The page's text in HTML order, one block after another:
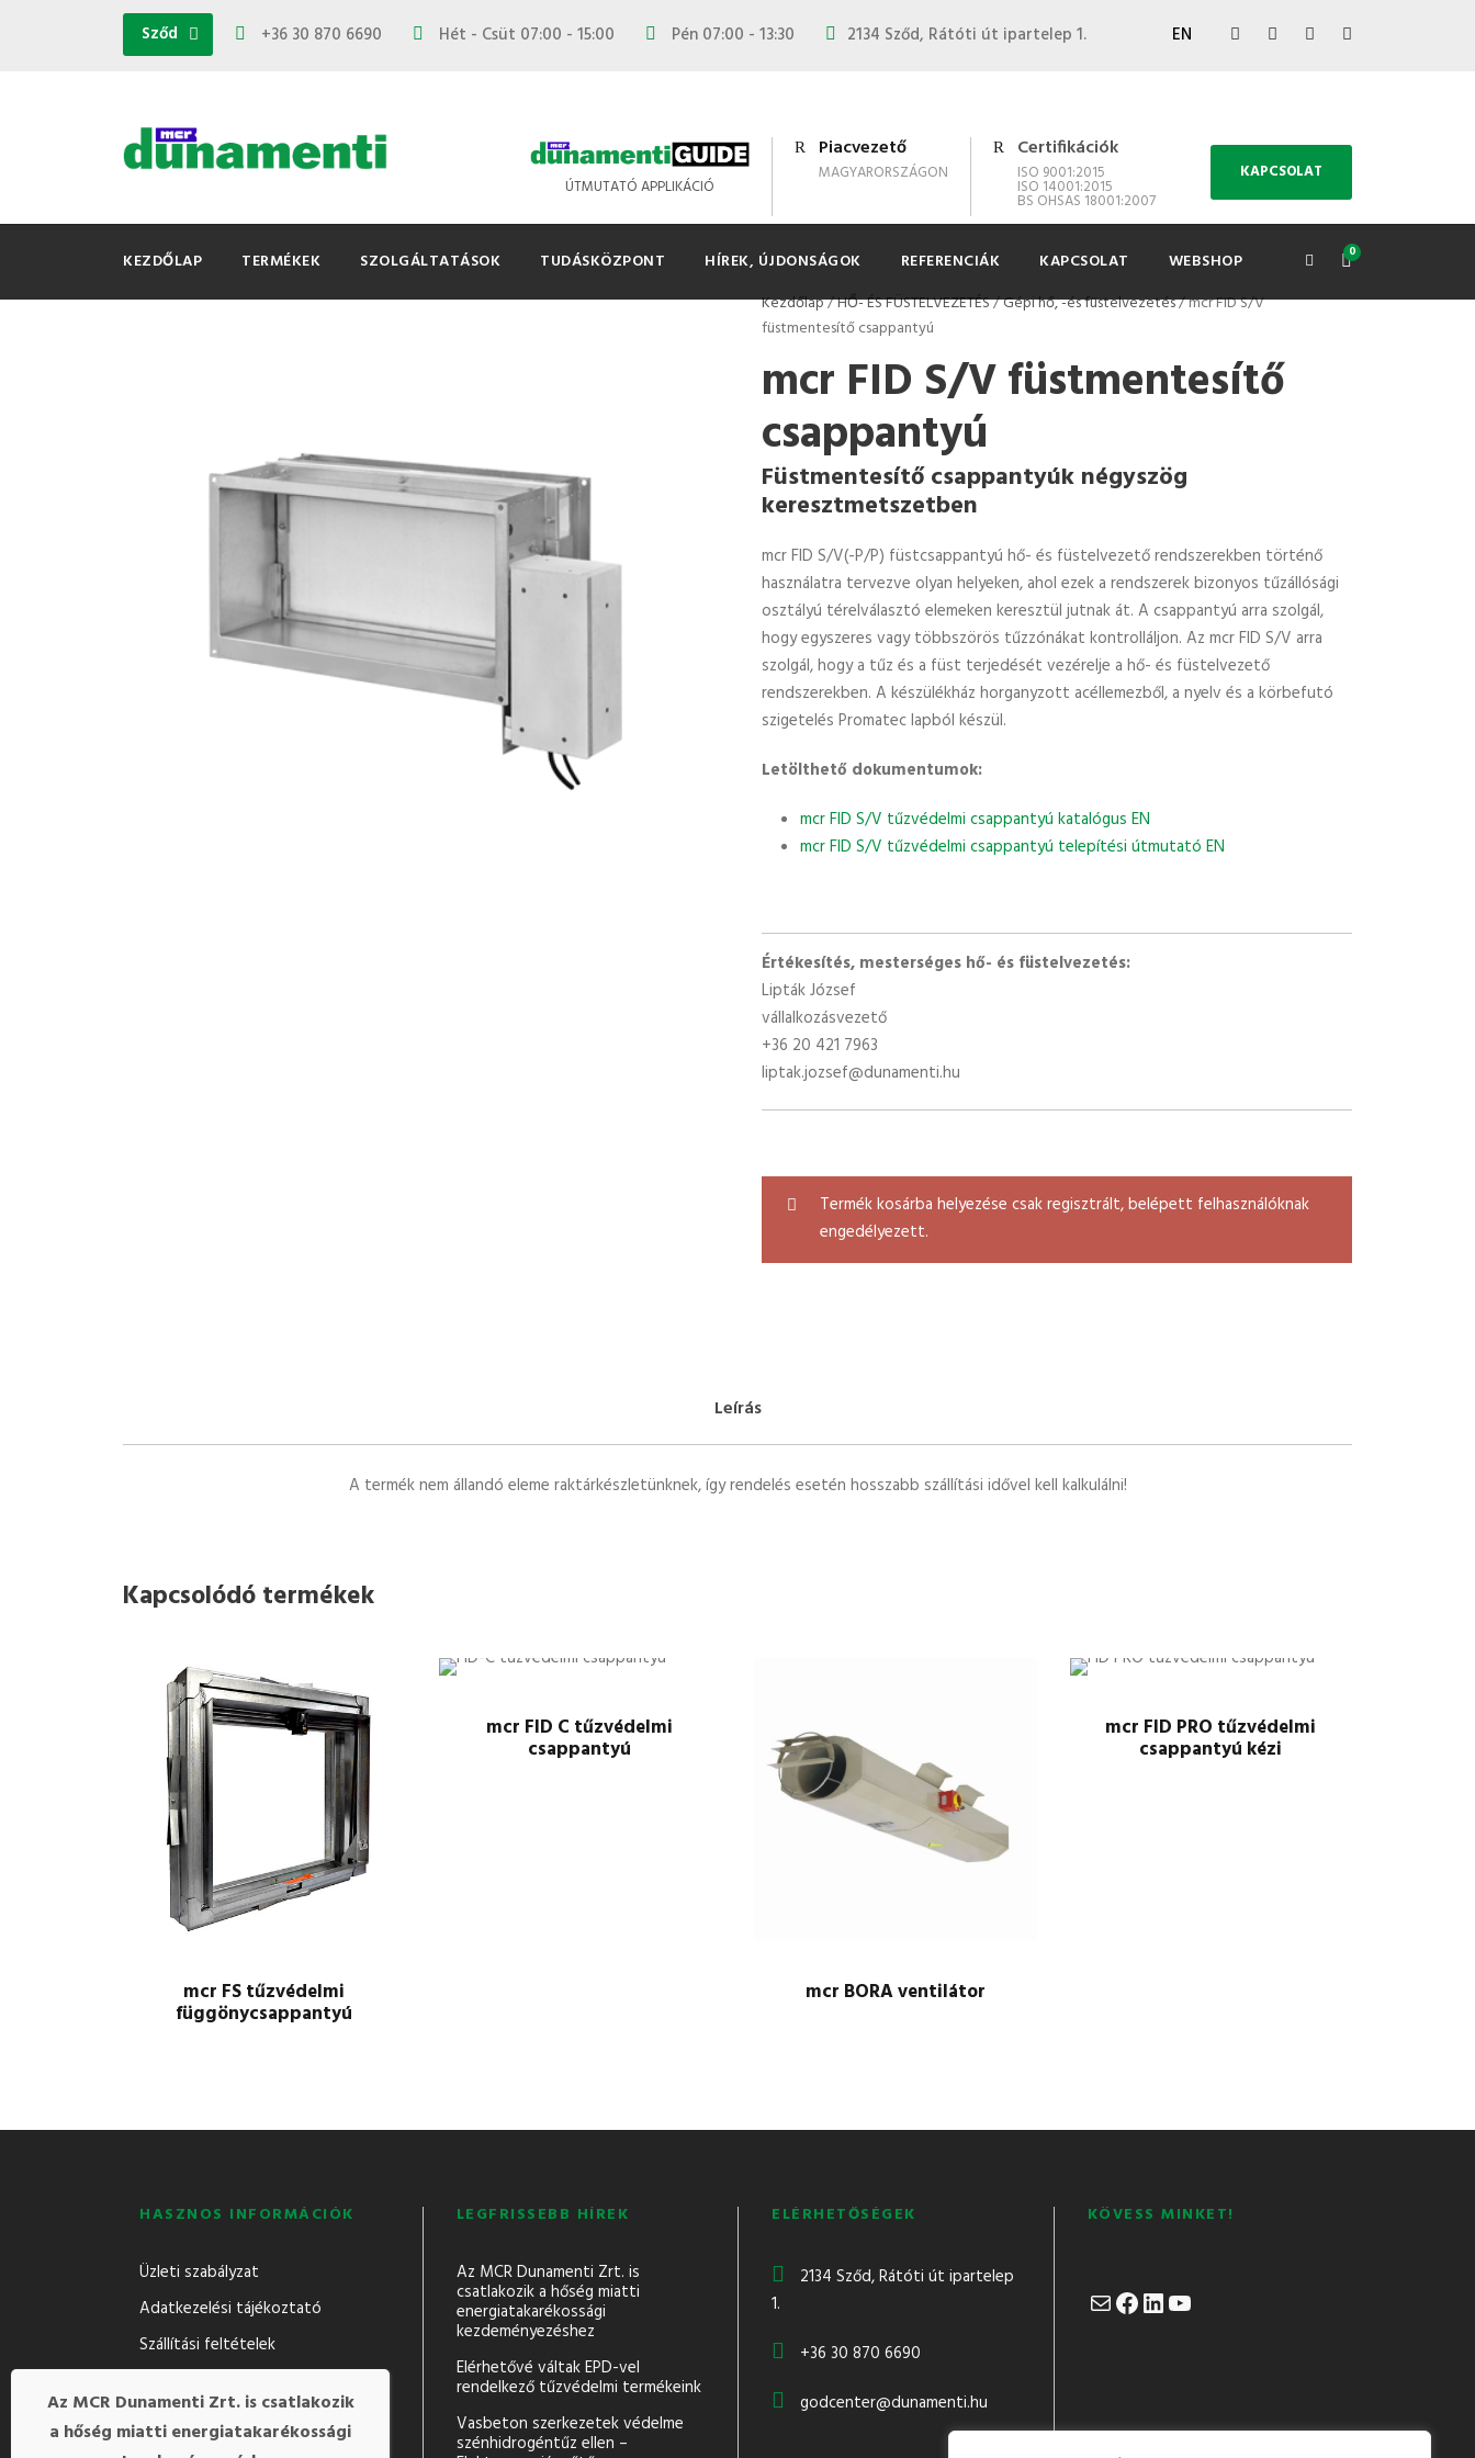
Sződ +36 30 870 6690 Hét - Csüt 07:00 - 15:00 Pén 07:00 - 13:30 2134 Sződ, Rátóti út ipartelep 1. EN
ÚTMUTATÓ APPLIKÁCIÓ
Piacvezető
MAGYARORSZÁGON
Certifikációk
ISO 9001:2015
ISO 14001:2015
BS OHSAS 18001:2007
KAPCSOLAT
KEZDŐLAP TERMÉKEK SZOLGÁLTATÁSOK TUDÁSKÖZPONT HÍREK, ÚJDONSÁGOK REFERENCIÁK KAPCSOLAT WEBSHOP 0
Kezdőlap/HŐ- ÉS FÜSTELVEZETÉS/Gépi hő, -és füstelvezetés/ mcr FID S/V
füstmentesítő csappantyú
mcr FID S/V füstmentesítő
csappantyú
Füstmentesítő csappantyúk négyszög
keresztmetszetben
mcr FID S/V(-P/P) füstcsappantyú hő- és füstelvezető rendszerekben történő
használatra tervezve olyan helyeken, ahol ezek a rendszerek bizonyos tűzállósági
osztályú térelválasztó elemeken keresztül jutnak át. A csappantyú arra szolgál,
hogy egyszeres vagy többszörös tűzzónákat kontrolláljon. Az mcr FID S/V arra
szolgál, hogy a tűz és a füst terjedését vezérelje a hő- és füstelvezető
rendszerekben. A készülékház horganyzott acéllemezből, a nyelv és a körbefutó
szigetelés Promatec lapból készül.
Letölthető dokumentumok:
mcr FID S/V tűzvédelmi csappantyú katalógus EN
mcr FID S/V tűzvédelmi csappantyú telepítési útmutató EN
Értékesítés, mesterséges hő- és füstelvezetés:
Lipták József
vállalkozásvezető
+36 20 421 7963
liptak.jozsef@dunamenti.hu
Termék kosárba helyezése csak regisztrált, belépett felhasználóknak
engedélyezett.
Leírás
A termék nem állandó eleme raktárkészletünknek, így rendelés esetén hosszabb szállítási idővel kell kalkulálni!
Kapcsolódó termékek
mcr FS tűzvédelmi
függönycsappantyú
mcr FID C tűzvédelmi
csappantyú
mcr BORA ventilátor
mcr FID PRO tűzvédelmi
csappantyú kézi
HASZNOS INFORMÁCIÓK
Üzleti szabályzat
Adatkezelési tájékoztató
Szállítási feltételek
LEGFRISSEBB HÍREK
Az MCR Dunamenti Zrt. is
csatlakozik a hőség miatti
energiatakarékossági
kezdeményezéshez
Elérhetővé váltak EPD-vel
rendelkező tűzvédelmi termékeink
Vasbeton szerkezetek védelme
szénhidrogéntűz ellen –
ELÉRHETŐSÉGEK
2134 Sződ, Rátóti út ipartelep
1.
+36 30 870 6690
godcenter@dunamenti.hu
KÖVESS MINKET!
Mail Facebook LinkedIn YouTube
Az MCR Dunamenti Zrt. is csatlakozik
a hőség miattienergiatakarékossági